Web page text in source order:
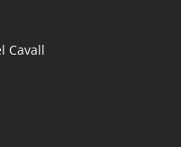
Cavall